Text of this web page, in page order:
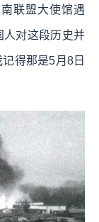
联盟大使馆遇
人对这段历史并
得那是5月8日